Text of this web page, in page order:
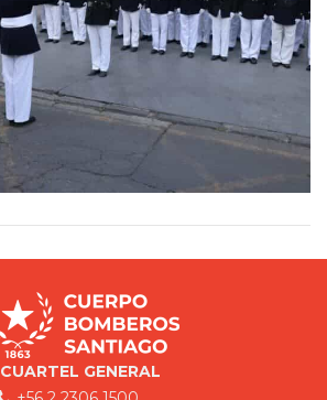
CUARTEL GENERAL